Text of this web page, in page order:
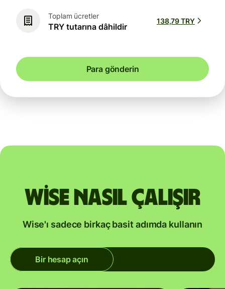
Toplam ücretler
TRY tutarına dâhildir
138,79 TRY
Para gönderin
Wise nasıl çalışır
Wise'ı sadece birkaç basit adımda kullanın
Bir hesap açın